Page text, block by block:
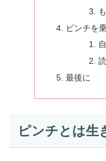
ピンチを
最後に
ピンチとは生